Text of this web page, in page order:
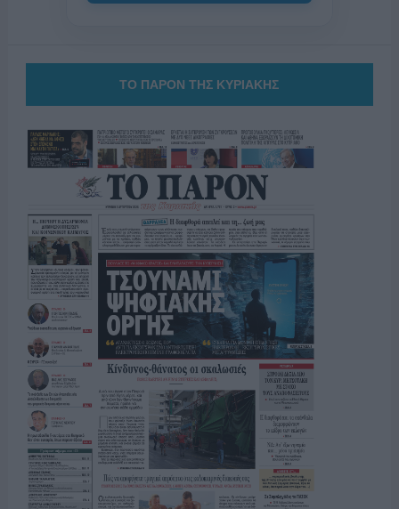
ΤΟ ΠΑΡΟΝ ΤΗΣ ΚΥΡΙΑΚΗΣ